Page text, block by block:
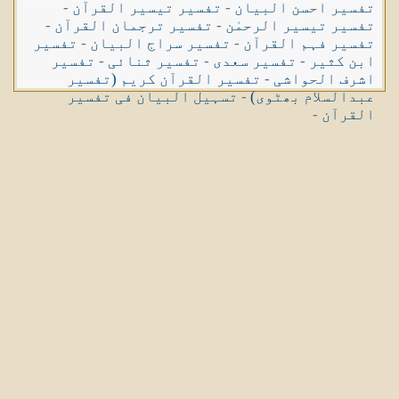
تفسیر احسن البیان - تفسیر تیسیر القرآن -
تفسیر تیسیر الرحمٰن - تفسیر ترجمان القرآن -
تفسیر فہم القرآن - تفسیر سراج البیان - تفسیر
ابن کثیر - تفسیر سعدی - تفسیر ثنائی - تفسیر
اشرف الحواشی - تفسیر القرآن کریم (تفسیر
عبدالسلام بھٹوی)-تسہیل البیان فی تفسیر
القرآن -